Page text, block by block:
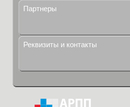
Партнеры
Реквизиты и контакты